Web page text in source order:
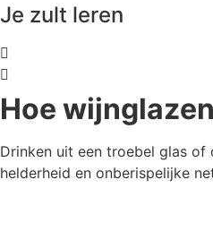
Je zult leren
Hoe
Drinken uit een troebel glas of
helderheid en onberispelijke